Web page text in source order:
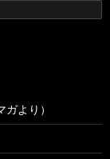
より）